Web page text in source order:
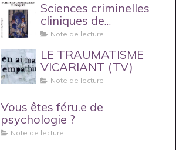
Sciences criminelles
cliniques de
Philippe Bessoles
Note de lecture
LE TRAUMATISME
VICARIANT (TV)
Note de lecture
Vous êtes féru.e de
psychologie ?
Note de lecture